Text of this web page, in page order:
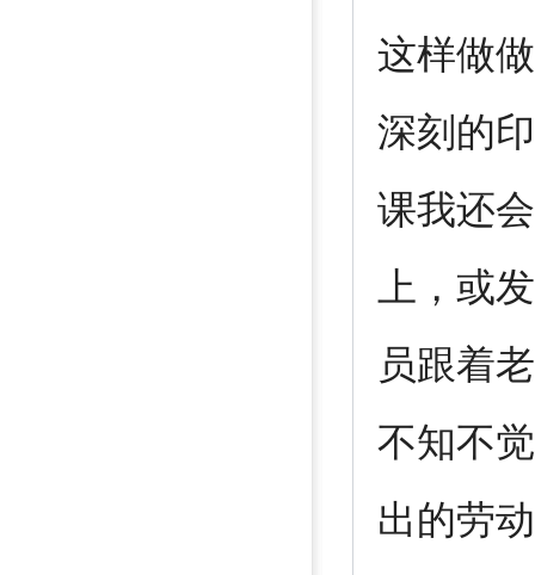
这样做
深刻的
课我还
上，或
员跟着
不知不
出的劳